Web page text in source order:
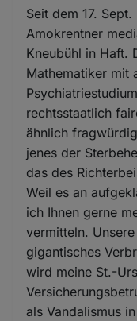
Seit dem 17.
Amokrentner
Kneubühl in Haft.
Mathematiker mit
rechtsstaatlich
ähnlich
jenes der
das des
Weil es an
ich Ihnen gerne
vermitteln.
gigantisches
wird meine St.-
als Vandalismus